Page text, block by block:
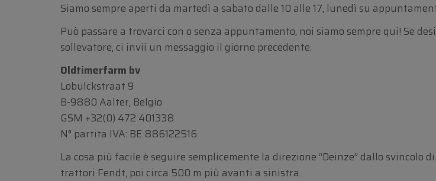
Siamo sempre aperti da martedì a sabato dalle 10 alle 17, lunedì su
Può passare a trovarci con o senza appuntamento, noi siamo sempre qui! Se
sollevatore, ci invii un messaggio il giorno precedente.
Oldtimerfarm bv
Lobulckstraat 9
B-9880 Aalter, Belgio
GSM +32(0) 472 401338
N° partita IVA: BE 886122516
La cosa più facile è seguire semplicemente la direzione “Deinze” dallo svincolo
trattori Fendt, poi circa 500 m più avanti a sinistra.